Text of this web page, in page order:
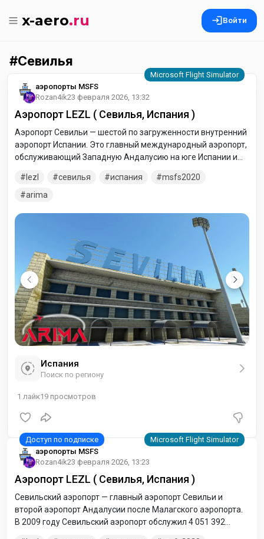
x-aero.ru Войти
Севилья
аэропорты MSFS
Rozan4ik23 февраля 2026, 13:32
Аэропорт LEZL ( Севилья, Испания )
Аэропорт Севильи — шестой по загруженности внутренний
аэропорт Испании. Это главный международный аэропорт,
обслуживающий Западную Андалусию на юге Испании и
назначения в Европе и Северной Африке и в 2019 году
обслужил около 7 миллионов пассажиров. Он служит базой
находится в 10 км к востоку от центра Севильи и примерно
lezl севилья испания
msfs2020
arima
Испания
Поиск по региону
1 лайк19 просмотров
аэропорты MSFS
Rozan4ik23 февраля 2026, 13:23
Аэропорт LEZL ( Севилья, Испания )
Севильский аэропорт — главный аэропорт Севильи и
второй аэропорт Андалусии после Малагского аэропорта.
В 2009 году Севильский аэропорт обслужил 4 051 392